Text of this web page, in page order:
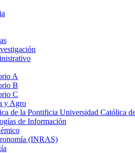
A
B
C
y Agro
de la Pontificia Universidad Católica
de Información
(INRAS)